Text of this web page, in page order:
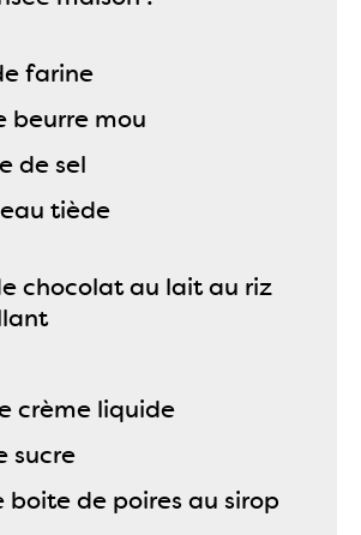
farine
beurre mou
de sel
tiède
chocolat au lait au riz
crème liquide
sucre
boite de poires au sirop